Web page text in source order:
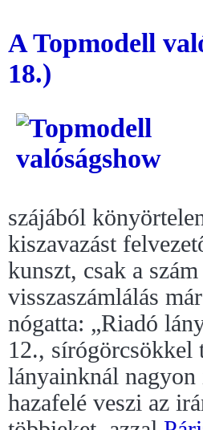
A Topmodell
18.)
szájából
kiszavazást
kunszt, csak a
visszaszámlálás
nógatta: „Riadó
12., sírógörcsökkel
lányainknál nagyon
hazafelé veszi az